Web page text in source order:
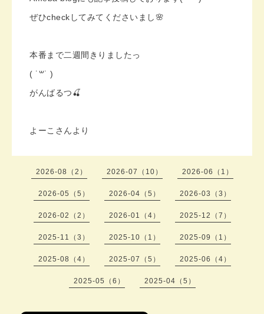
ぜひcheckしてみてくださいまし🌸
本番まで二週間きりましたっ
( ˙꒳˙ )ゞ
がんばるつ🍒
よーこさんより
2026-08（2） 2026-07（10） 2026-06（1）
2026-05（5） 2026-04（5） 2026-03（3）
2026-02（2） 2026-01（4） 2025-12（7）
2025-11（3） 2025-10（1） 2025-09（1）
2025-08（4） 2025-07（5） 2025-06（4）
2025-05（6） 2025-04（5）